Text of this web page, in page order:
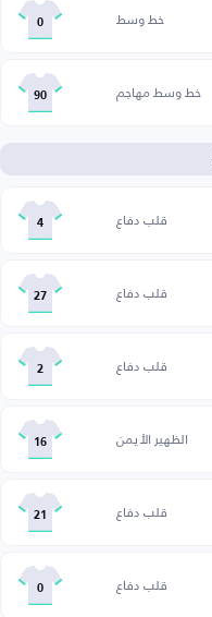
خط وسط 0
خط وسط مهاجم 90
قلب دفاع 4
قلب دفاع 27
قلب دفاع 2
الظهير الأيمن 16
قلب دفاع 21
قلب دفاع 0